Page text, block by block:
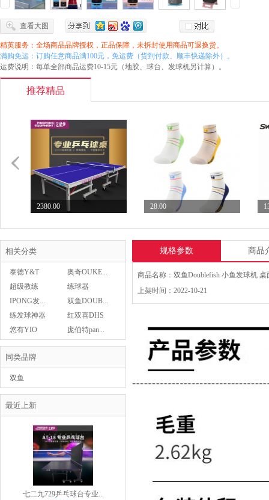
查看大图
精英服务：全场商品品牌授权，正品保障，未拆封使用商品可退换货。
满购免运：订购任意商品满100元，免运费（货到付款、顺丰快递除外）。
运费说明：每单全部商品运费10-15元（地胶、球台、发球机另计算）。
推荐精品
2380.00
28.00
28.00
Butterfly蝴蝶乒...
相关分类
泰德Y&T
奥奇OUKE...
超级教练
练球器
IPONG发...
双鱼DOUB...
练发球神器
红双喜DHS
悠有YIO
庞伯特pan...
同类品牌
双鱼
DOUBLEFISH
最近上新
Butterfly蝴蝶乒...
29.00
七二九729乒乓球台专业...
899.00
七二九729乒乓球台专业...
规格参数 商品
上架时间：2022-10-21